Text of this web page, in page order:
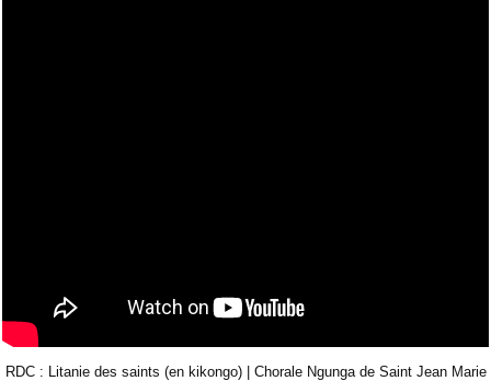
RDC : Litanie des saints (en kikongo) | Chorale Ngunga de Saint Jean Marie